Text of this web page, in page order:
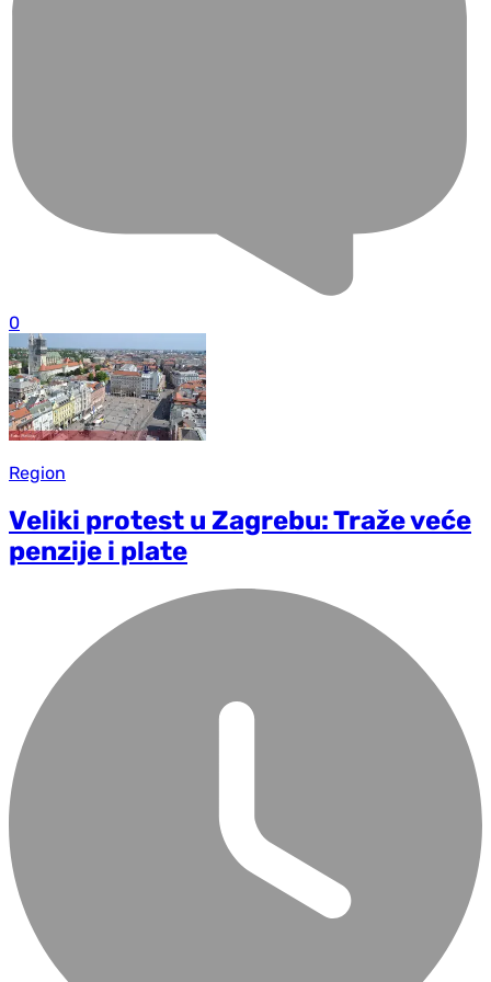
0
Region
Veliki protest u Zagrebu: Traže veće
penzije i plate